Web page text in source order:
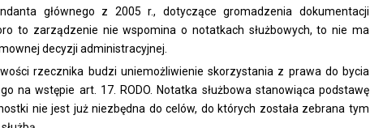
głównego z 2005 r., dotyczące gromadzenia dokumentacji
to zarządzenie nie wspomina o notatkach służbowych, to nie ma
decyzji administracyjnej.
rzecznika budzi uniemożliwienie skorzystania z prawa do bycia
na wstępie art. 17. RODO. Notatka służbowa stanowiąca podstawę
nie jest już niezbędna do celów, do których została zebrana tym